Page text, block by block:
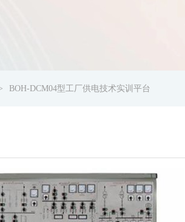
BOH-DCM04型工厂供电技术实训平台